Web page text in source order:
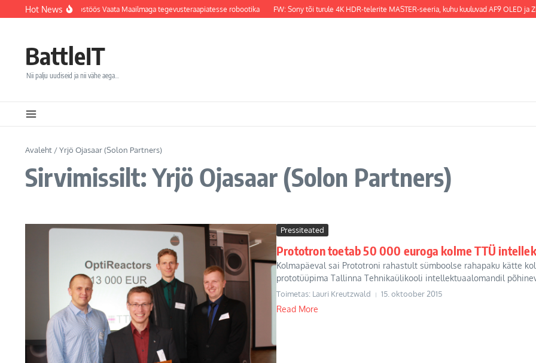
Sisu juurdeHot News
haigla integreerib koostöös Vaata Maailmaga tegevusteraapiatesse robootika FW: Sony tõi turule 4K HDR-telerite MASTER-seeria, kuhu kuuluvad AF9 OLED ja
BattleIT
Nii palju uudiseid ja nii vähe aega…
Avaleht /Yrjö Ojasaar (Solon Partners)
Sirvimissilt: Yrjö Ojasaar (Solon Partners)
Pressiteated
Prototron toetab 50 000 euroga kolme TTÜ
Kolmapäeval sai Prototroni rahastult sümboolse rahapaku kätte
prototüüpima Tallinna Tehnikaülikooli intellektuaalomandil
Toimetas: Lauri Kreutzwald 15. oktoober 2015
Read More